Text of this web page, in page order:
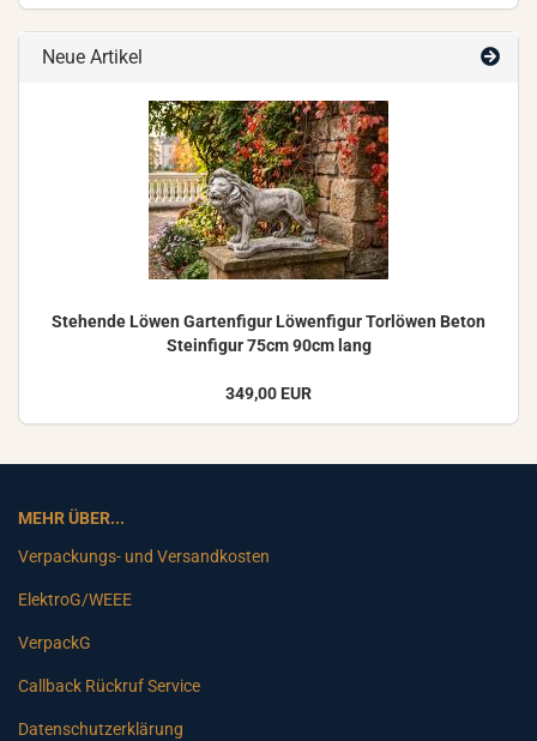
Neue Artikel
Ste­hen­de Löwen Gar­ten­fi­gur Lö­wen­fi­gur Tor­lö­wen Beton
Stein­fi­gur 75cm 90cm lang
349,00 EUR
MEHR ÜBER...
Verpackungs- und Versandkosten
ElektroG/WEEE
VerpackG
Callback Rückruf Service
Datenschutzerklärung